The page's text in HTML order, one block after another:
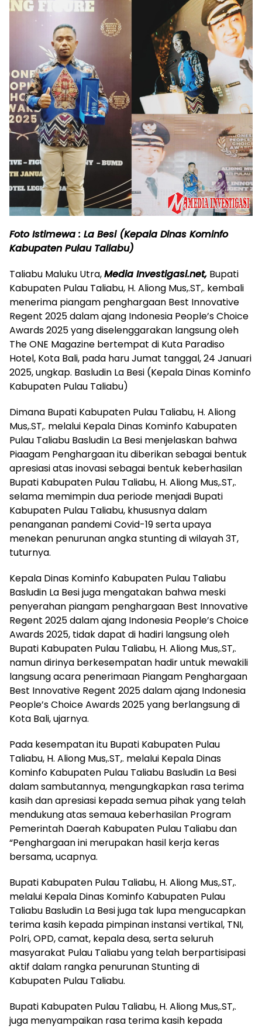
Foto Istimewa : La Besi (Kepala Dinas Kominfo
Kabupaten Pulau Taliabu)
Taliabu Maluku Utra,Media Investigasi.net, Bupati
Kabupaten Pulau Taliabu, H. Aliong Mus,.ST,. kembali
menerima piangam penghargaan Best Innovative
Regent 2025 dalam ajang Indonesia People’s Choice
Awards 2025 yang diselenggarakan langsung oleh
The ONE Magazine bertempat di Kuta Paradiso
Hotel, Kota Bali, pada haru Jumat tanggal, 24 Januari
2025, ungkap. Basludin La Besi (Kepala Dinas Kominfo
Kabupaten Pulau Taliabu)
Dimana Bupati Kabupaten Pulau Taliabu, H. Aliong
Mus,.ST,. melalui Kepala Dinas Kominfo Kabupaten
Pulau Taliabu Basludin La Besi menjelaskan bahwa
Piaagam Penghargaan itu diberikan sebagai bentuk
apresiasi atas inovasi sebagai bentuk keberhasilan
Bupati Kabupaten Pulau Taliabu, H. Aliong Mus,.ST,.
selama memimpin dua periode menjadi Bupati
Kabupaten Pulau Taliabu, khususnya dalam
penanganan pandemi Covid-19 serta upaya
menekan penurunan angka stunting di wilayah 3T,
tuturnya.
Kepala Dinas Kominfo Kabupaten Pulau Taliabu
Basludin La Besi juga mengatakan bahwa meski
penyerahan piangam penghargaan Best Innovative
Regent 2025 dalam ajang Indonesia People’s Choice
Awards 2025, tidak dapat di hadiri langsung oleh
Bupati Kabupaten Pulau Taliabu, H. Aliong Mus,.ST,.
namun dirinya berkesempatan hadir untuk mewakili
langsung acara penerimaan Piangam Penghargaan
Best Innovative Regent 2025 dalam ajang Indonesia
People’s Choice Awards 2025 yang berlangsung di
Kota Bali, ujarnya.
Pada kesempatan itu Bupati Kabupaten Pulau
Taliabu, H. Aliong Mus,.ST,. melalui Kepala Dinas
Kominfo Kabupaten Pulau Taliabu Basludin La Besi
dalam sambutannya, mengungkapkan rasa terima
kasih dan apresiasi kepada semua pihak yang telah
mendukung atas semaua keberhasilan Program
Pemerintah Daerah Kabupaten Pulau Taliabu dan
“Penghargaan ini merupakan hasil kerja keras
bersama, ucapnya.
Bupati Kabupaten Pulau Taliabu, H. Aliong Mus,.ST,.
melalui Kepala Dinas Kominfo Kabupaten Pulau
Taliabu Basludin La Besi juga tak lupa mengucapkan
terima kasih kepada pimpinan instansi vertikal, TNI,
Polri, OPD, camat, kepala desa, serta seluruh
masyarakat Pulau Taliabu yang telah berpartisipasi
aktif dalam rangka penurunan Stunting di
Kabupaten Pulau Taliabu.
Bupati Kabupaten Pulau Taliabu, H. Aliong Mus,.ST,.
juga menyampaikan rasa terima kasih kepada